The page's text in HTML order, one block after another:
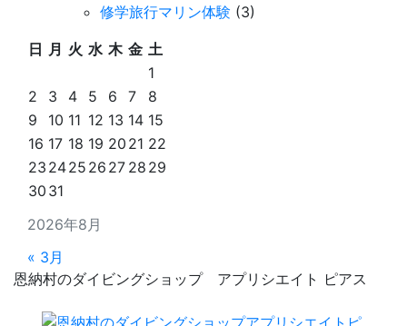
修学旅行マリン体験 (3)
2026年8月
日 月 火 水 木 金 土
1
2
3 4 5 6 7
8
9
10 11 12 13 14 15
16 17 18 19 20 21 22
23 2425 26 27 28 29
30 31
« 3月
恩納村のダイビングショップ アプリシエイト ピアス